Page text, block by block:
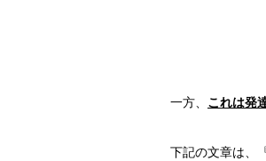
一方、 これは発
下記の文章は、